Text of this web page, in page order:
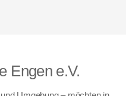
Engen e.V.